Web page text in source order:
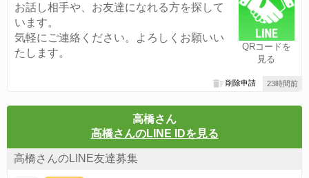
QRコードを
見る
お話し相手や、お友達になれる方を探して
います。
気軽にご連絡ください。よろしくお願いい
たします。
23時間前
削除申請
高橋さん
高橋さんのLINE IDを見る
高橋さんのLINE友達募集